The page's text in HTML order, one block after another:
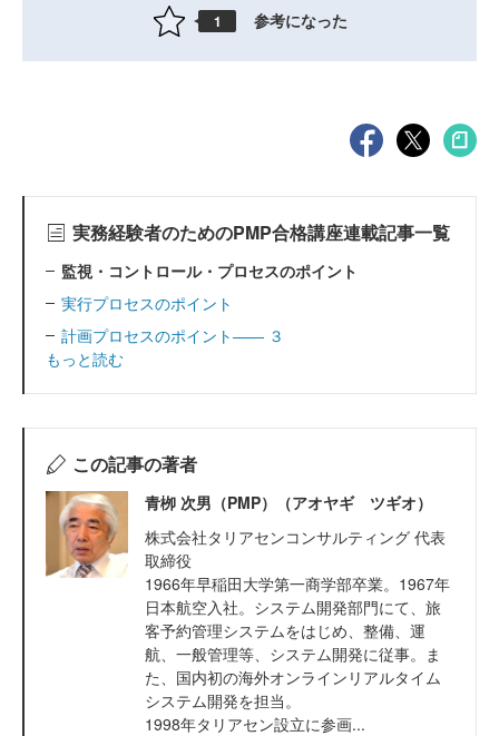
1 参考になった
実務経験者のためのPMP合格講座連載記事一覧
監視・コントロール・プロセスのポイント
実行プロセスのポイント
計画プロセスのポイント―― ３
もっと読む
この記事の著者
青栁 次男（PMP）（アオヤギ ツギオ）
株式会社タリアセンコンサルティング 代表
取締役
1966年早稲田大学第一商学部卒業。1967年
日本航空入社。システム開発部門にて、旅
客予約管理システムをはじめ、整備、運
航、一般管理等、システム開発に従事。ま
た、国内初の海外オンラインリアルタイム
システム開発を担当。
1998年タリアセン設立に参画...